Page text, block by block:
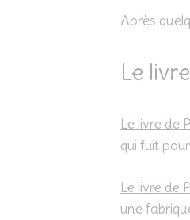
Après
Le livre
Le livre de
qui fuit
Le livre de
une